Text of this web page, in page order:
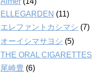
ELLEGARDEN (11)
エレファントカシマシ (7)
オーイシマサヨシ (5)
THE ORAL CIGARETTES
尾崎豊 (6)